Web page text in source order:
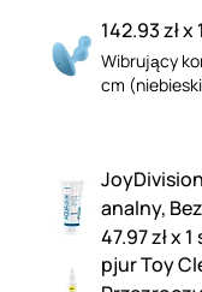
142.93 zł x
Wibrujący
cm
analny,
47.97 zł x
pjur Toy